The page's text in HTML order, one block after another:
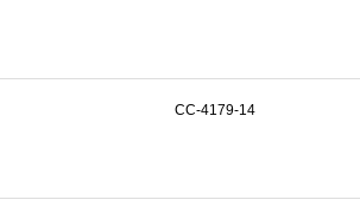
CC-4179-14